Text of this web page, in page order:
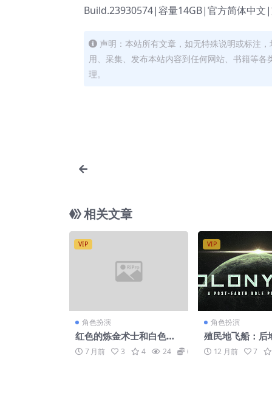
Build.23930574|容量14GB|官方简体中文
声明：本站所有文章，如无特殊说明或标注
用、采集、发布本站内容到任何网站、书籍等
理。
相关文章
VIP
角色扮演
红色的炼金术士和白色的
守护者 ～蕾斯莱莉娅娜的
炼金工房～/Atelier Resl
7 月前 3 4 24 6.6
VIP
角色扮演
殖民地飞船：后
扮演游戏/
Post-Earth
12 月前 7